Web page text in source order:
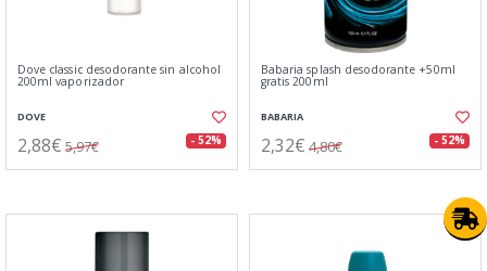
Dove classic desodorante sin alcohol
200ml vaporizador
DOVE
2,88€ 5,97€ - 52%
Babaria splash desodorante +50ml
gratis 200ml
BABARIA
2,32€ 4,80€ - 52%